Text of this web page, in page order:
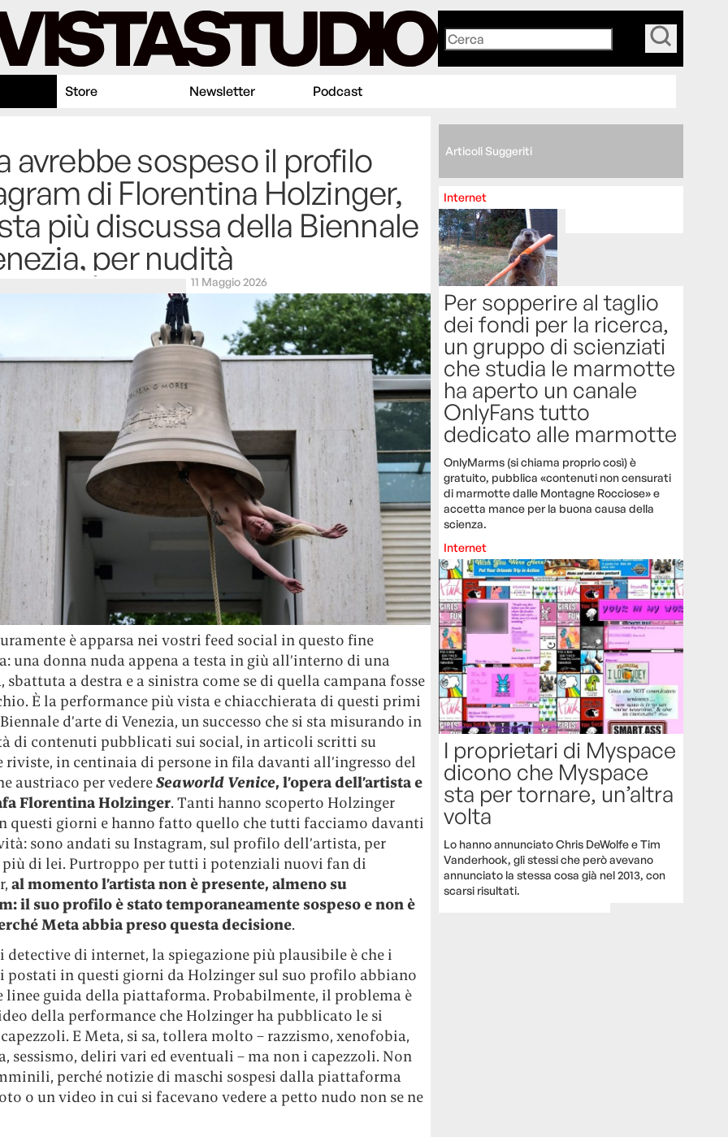
Store Newsletter Podcast
avrebbe sospeso il profilo
di Florentina Holzinger,
più discussa della Biennale
per nudità
11 Maggio 2026
è apparsa nei vostri feed social in questo fine
una donna nuda appena a testa in giù all’interno di una
sbattuta a destra e a sinistra come se di quella campana fosse
È la performance più vista e chiacchierata di questi primi
d’arte di Venezia, un successo che si sta misurando in
di contenuti pubblicati sui social, in articoli scritti su
riviste, in centinaia di persone in fila davanti all’ingresso del
austriaco per vedereSeaworld Venice, l’opera dell’artista e
Florentina Holzinger. Tanti hanno scoperto Holzinger
questi giorni e hanno fatto quello che tutti facciamo davanti
sono andati su Instagram, sul profilo dell’artista, per
più di lei. Purtroppo per tutti i potenziali nuovi fan di
al momento l’artista non è presente, almeno su
il suo profilo è stato temporaneamente sospeso e non è
Meta abbia preso questa decisione.
detective di internet, la spiegazione più plausibile è che i
postati in questi giorni da Holzinger sul suo profilo abbiano
linee guida della piattaforma. Probabilmente, il problema è
della performance che Holzinger ha pubblicato le si
E Meta, si sa, tollera molto – razzismo, xenofobia,
sessismo, deliri vari ed eventuali – ma non i capezzoli. Non
perché notizie di maschi sospesi dalla piattaforma
o un video in cui si facevano vedere a petto nudo non se ne
Articoli Suggeriti
Internet
Per sopperire al taglio
dei fondi per la ricerca,
un gruppo di scienziati
che studia le marmotte
ha aperto un canale
OnlyFans tutto
dedicato alle marmotte
OnlyMarms (si chiama proprio così) è
gratuito, pubblica «contenuti non censurati
di marmotte dalle Montagne Rocciose» e
accetta mance per la buona causa della
scienza.
Internet
I proprietari di Myspace
dicono che Myspace
sta per tornare, un’altra
volta
Lo hanno annunciato Chris DeWolfe e Tim
Vanderhook, gli stessi che però avevano
annunciato la stessa cosa già nel 2013, con
scarsi risultati.